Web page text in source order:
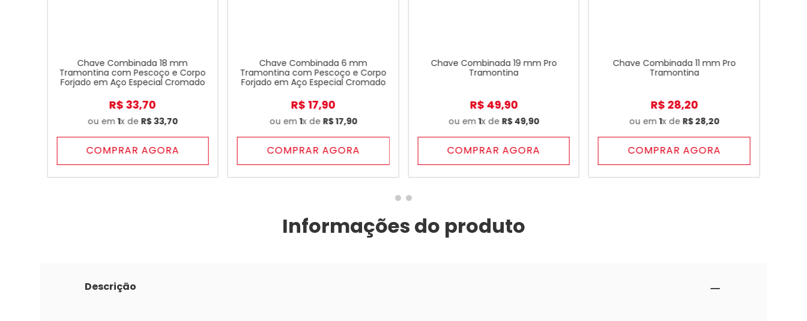
Chave Combinada 18 mm
Tramontina com Pescoço e Corpo
Forjado em Aço Especial Cromado
R$ 33,70
ou em1x de R$33,70
COMPRAR AGORA
Chave Combinada 6 mm
Tramontina com Pescoço e Corpo
Forjado em Aço Especial Cromado
R$ 17,90
ou em1x de R$17,90
COMPRAR AGORA
Chave Combinada 19 mm Pro
Tramontina
R$ 49,90
ou em1x de R$49,90
COMPRAR AGORA
Chave Combinada 11 mm Pro
Tramontina
R$ 28,20
ou em1x de R$28,20
COMPRAR AGORA
Informações do produto
Descrição